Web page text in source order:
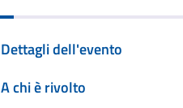
Dettagli dell'evento
A chi è rivolto